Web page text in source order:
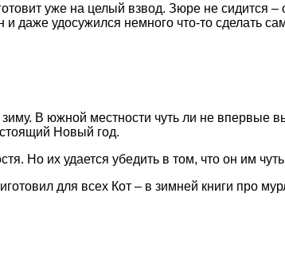
уже на целый взвод. Зюре не сидится
даже удосужился немного что-то сделать
В южной местности чуть ли не впервые
Новый год.
Но их удается убедить в том, что он им
для всех Кот – в зимней книги про